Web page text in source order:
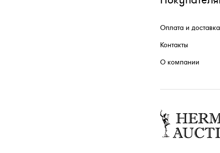
Оплата и доставка
Контакты
О компании